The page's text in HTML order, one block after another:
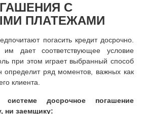
С
ПЛАТЕЖАМИ
погасить кредит досрочно.
им дает соответствующее условие
при этом играет выбранный способ
определит ряд моментов, важных как
клиента.
системе досрочное погашение
ни заемщику: